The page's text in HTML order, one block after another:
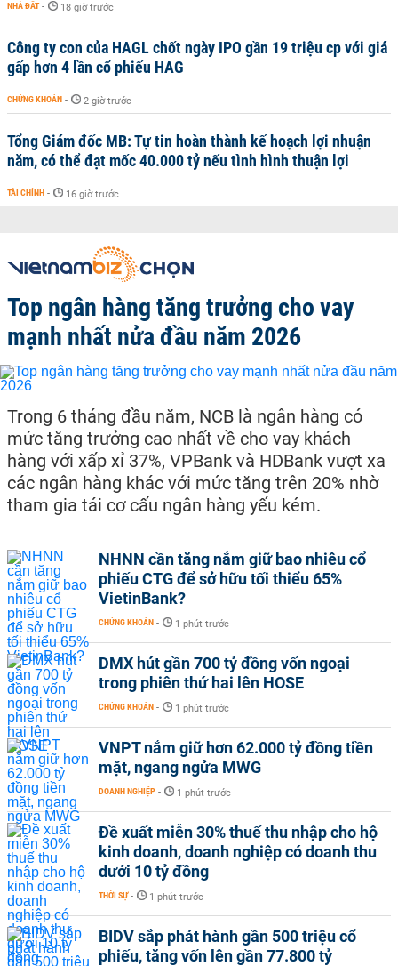
NHÀ ĐẤT - 18 giờ trước
Công ty con của HAGL chốt ngày IPO gần 19 triệu cp với giá
gấp hơn 4 lần cổ phiếu HAG
CHỨNG KHOÁN - 2 giờ trước
Tổng Giám đốc MB: Tự tin hoàn thành kế hoạch lợi nhuận
năm, có thể đạt mốc 40.000 tỷ nếu tình hình thuận lợi
TÀI CHÍNH - 16 giờ trước
Top ngân hàng tăng trưởng cho vay
mạnh nhất nửa đầu năm 2026
Trong 6 tháng đầu năm, NCB là ngân hàng có
mức tăng trưởng cao nhất về cho vay khách
hàng với xấp xỉ 37%, VPBank và HDBank vượt xa
các ngân hàng khác với mức tăng trên 20% nhờ
tham gia tái cơ cấu ngân hàng yếu kém.
NHNN cần tăng nắm giữ bao nhiêu cổ
phiếu CTG để sở hữu tối thiểu 65%
VietinBank?
CHỨNG KHOÁN - 1 phút trước
DMX hút gần 700 tỷ đồng vốn ngoại
trong phiên thứ hai lên HOSE
CHỨNG KHOÁN - 1 phút trước
VNPT nắm giữ hơn 62.000 tỷ đồng tiền
mặt, ngang ngửa MWG
DOANH NGHIỆP - 1 phút trước
Đề xuất miễn 30% thuế thu nhập cho hộ
kinh doanh, doanh nghiệp có doanh thu
dưới 10 tỷ đồng
THỜI SỰ - 1 phút trước
BIDV sắp phát hành gần 500 triệu cổ
phiếu, tăng vốn lên gần 77.800 tỷ